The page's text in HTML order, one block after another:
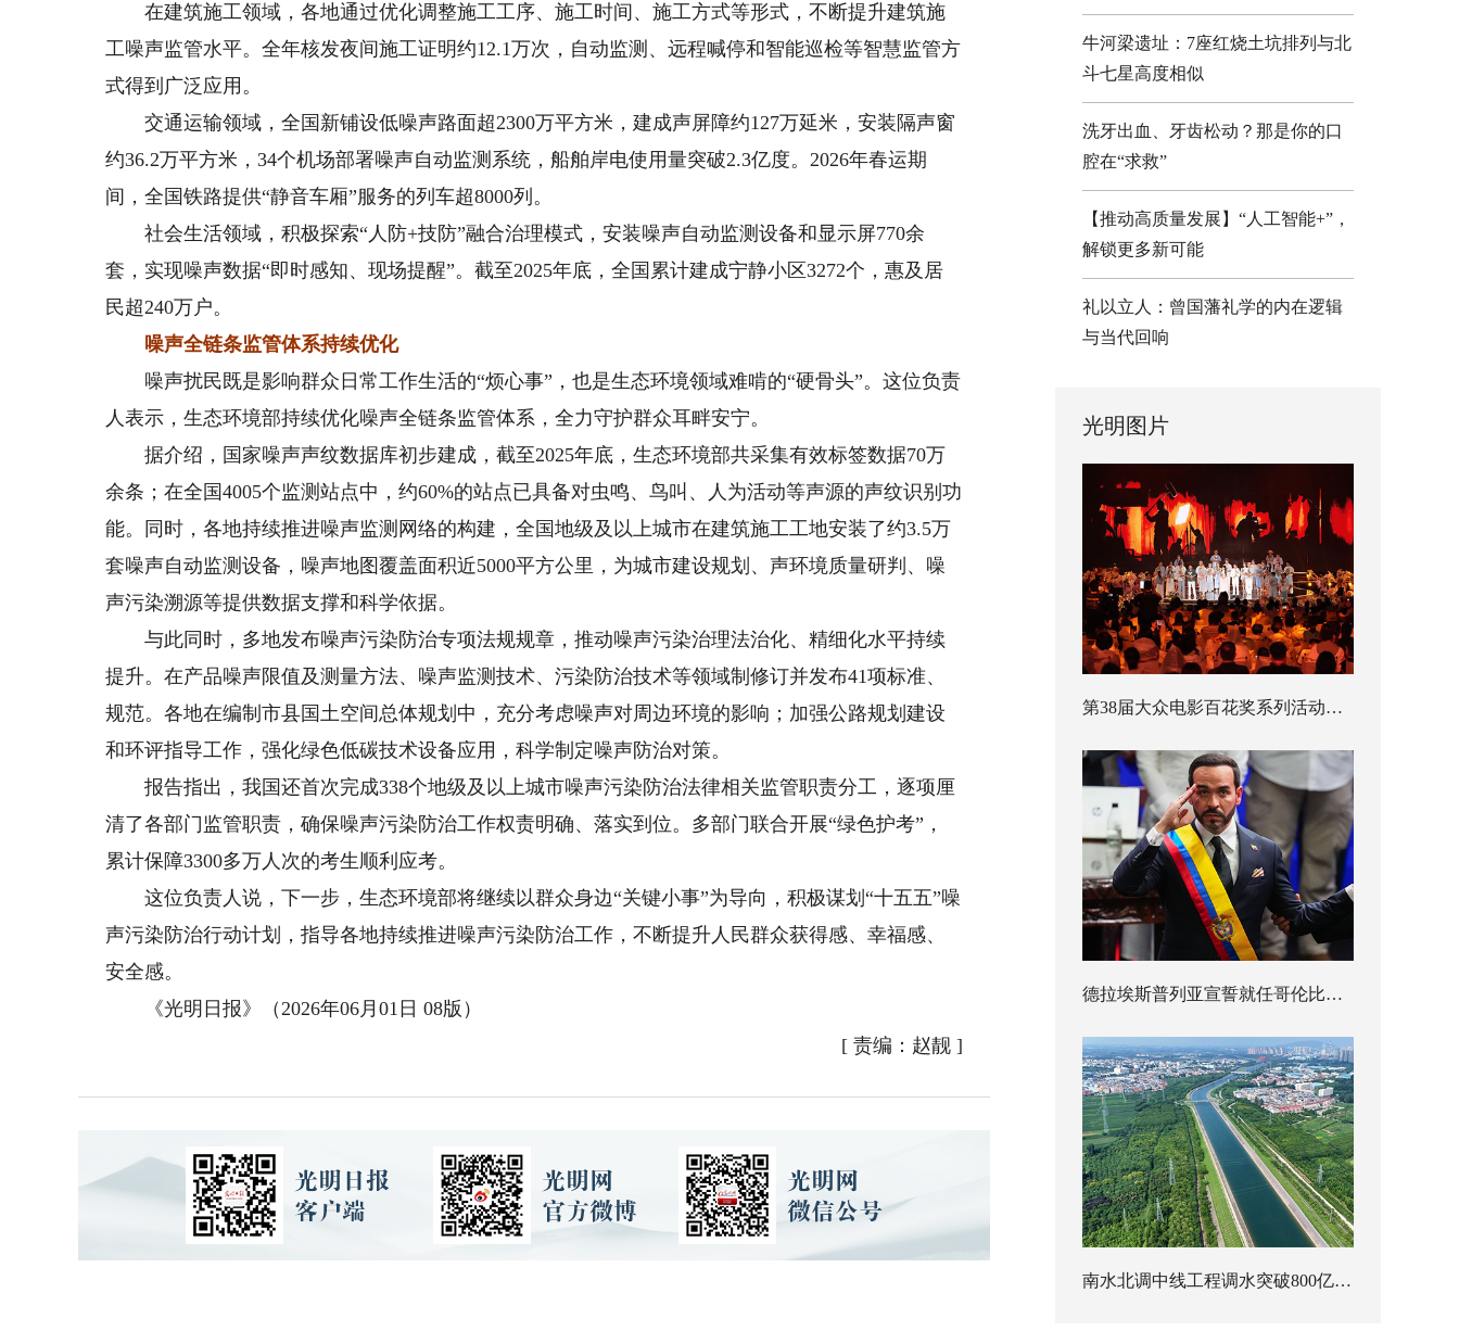
在建筑施工领域，各地通过优化调整施工工序、施工时间、施工方式等形式，不断提升建筑施
工噪声监管水平。全年核发夜间施工证明约12.1万次，自动监测、远程喊停和智能巡检等智慧监管方
式得到广泛应用。
交通运输领域，全国新铺设低噪声路面超2300万平方米，建成声屏障约127万延米，安装隔声窗
约36.2万平方米，34个机场部署噪声自动监测系统，船舶岸电使用量突破2.3亿度。2026年春运期
间，全国铁路提供“静音车厢”服务的列车超8000列。
社会生活领域，积极探索“人防+技防”融合治理模式，安装噪声自动监测设备和显示屏770余
套，实现噪声数据“即时感知、现场提醒”。截至2025年底，全国累计建成宁静小区3272个，惠及居
民超240万户。
噪声全链条监管体系持续优化
噪声扰民既是影响群众日常工作生活的“烦心事”，也是生态环境领域难啃的“硬骨头”。这位负责
人表示，生态环境部持续优化噪声全链条监管体系，全力守护群众耳畔安宁。
据介绍，国家噪声声纹数据库初步建成，截至2025年底，生态环境部共采集有效标签数据70万
余条；在全国4005个监测站点中，约60%的站点已具备对虫鸣、鸟叫、人为活动等声源的声纹识别功
能。同时，各地持续推进噪声监测网络的构建，全国地级及以上城市在建筑施工工地安装了约3.5万
套噪声自动监测设备，噪声地图覆盖面积近5000平方公里，为城市建设规划、声环境质量研判、噪
声污染溯源等提供数据支撑和科学依据。
与此同时，多地发布噪声污染防治专项法规规章，推动噪声污染治理法治化、精细化水平持续
提升。在产品噪声限值及测量方法、噪声监测技术、污染防治技术等领域制修订并发布41项标准、
规范。各地在编制市县国土空间总体规划中，充分考虑噪声对周边环境的影响；加强公路规划建设
和环评指导工作，强化绿色低碳技术设备应用，科学制定噪声防治对策。
报告指出，我国还首次完成338个地级及以上城市噪声污染防治法律相关监管职责分工，逐项厘
清了各部门监管职责，确保噪声污染防治工作权责明确、落实到位。多部门联合开展“绿色护考”，
累计保障3300多万人次的考生顺利应考。
这位负责人说，下一步，生态环境部将继续以群众身边“关键小事”为导向，积极谋划“十五五”噪
声污染防治行动计划，指导各地持续推进噪声污染防治工作，不断提升人民群众获得感、幸福感、
安全感。
《光明日报》（2026年06月01日 08版）
[ 责编：赵靓]
牛河梁遗址：7座红烧土坑排列与北
斗七星高度相似
洗牙出血、牙齿松动？那是你的口
腔在“求救”
【推动高质量发展】“人工智能+”，
解锁更多新可能
礼以立人：曾国藩礼学的内在逻辑
与当代回响
光明图片
第38届大众电影百花奖系列活动开幕
德拉埃斯普列亚宣誓就任哥伦比亚总统
南水北调中线工程调水突破800亿立方米